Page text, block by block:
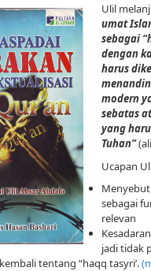
Ulil
umat
sebagai
dengan
harus
modern
sebatas
yang
Tuhan”
Ucapan
sebagai
relevan
jadi tidak
tentang “haqq tasyri’.